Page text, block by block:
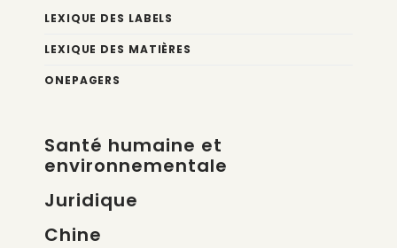
LEXIQUE DES LABELS
LEXIQUE DES MATIÈRES
ONEPAGERS
Santé humaine et
environnementale
Juridique
Chine